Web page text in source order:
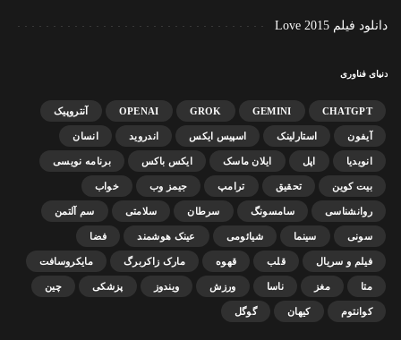
دانلود فیلم Love 2015
دنیای فناوری
CHATGPT
GEMINI
GROK
OPENAI آنتروپیک
آیفون استارلینک اسپیس ایکس اندروید انسان
انویدیا اپل ایلان ماسک ایکس باکس برنامه نویسی
بیت کوین تحقیق ترامپ جیمز وب خواب
روانشناسی سامسونگ سرطان سلامتی سم آلتمن
سونی سینما شیائومی عینک هوشمند فضا
فیلم و سریال قلب قهوه مارک زاکربرگ مایکروسافت
متا مغز ناسا ورزش ویندوز پزشکی چین
کوانتوم کیهان گوگل